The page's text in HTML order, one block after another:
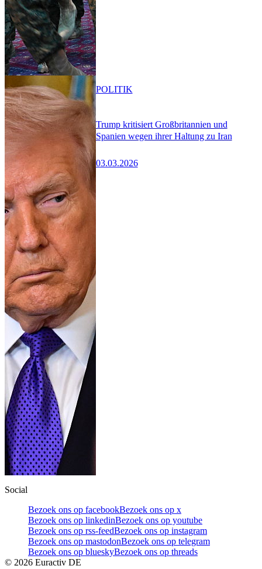
Trump kritisiert Großbritannien und
Spanien wegen ihrer Haltung zu Iran
03.03.2026
POLITIK
Social
Bezoek ons op facebookBezoek ons op x
Bezoek ons op linkedinBezoek ons op youtube
Bezoek ons op rss-feedBezoek ons op instagram
Bezoek ons op mastodonBezoek ons op telegram
Bezoek ons op blueskyBezoek ons op threads
© 2026 Euractiv DE